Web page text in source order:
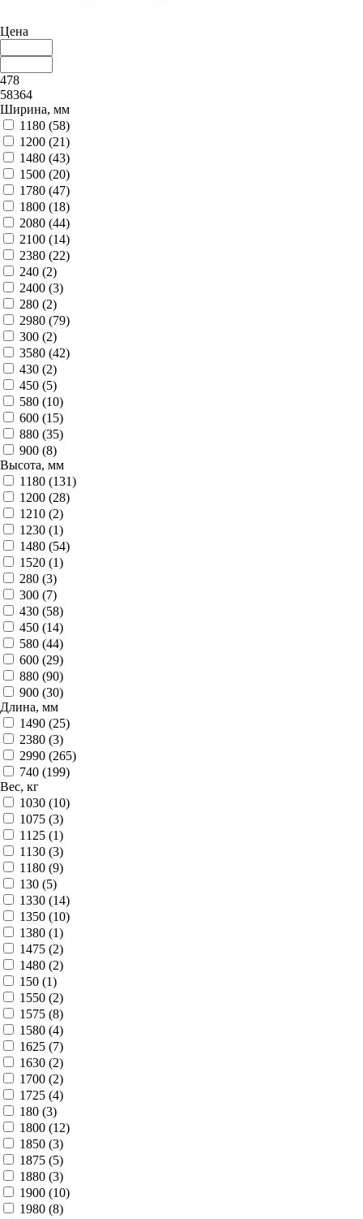
Цена
478
58364
Ширина, мм
1180 (58)
1200 (21)
1480 (43)
1500 (20)
1780 (47)
1800 (18)
2080 (44)
2100 (14)
2380 (22)
240 (2)
2400 (3)
280 (2)
2980 (79)
300 (2)
3580 (42)
430 (2)
450 (5)
580 (10)
600 (15)
880 (35)
900 (8)
Высота, мм
1180 (131)
1200 (28)
1210 (2)
1230 (1)
1480 (54)
1520 (1)
280 (3)
300 (7)
430 (58)
450 (14)
580 (44)
600 (29)
880 (90)
900 (30)
Длина, мм
1490 (25)
2380 (3)
2990 (265)
740 (199)
Вес, кг
1030 (10)
1075 (3)
1125 (1)
1130 (3)
1180 (9)
130 (5)
1330 (14)
1350 (10)
1380 (1)
1475 (2)
1480 (2)
150 (1)
1550 (2)
1575 (8)
1580 (4)
1625 (7)
1630 (2)
1700 (2)
1725 (4)
180 (3)
1800 (12)
1850 (3)
1875 (5)
1880 (3)
1900 (10)
1980 (8)